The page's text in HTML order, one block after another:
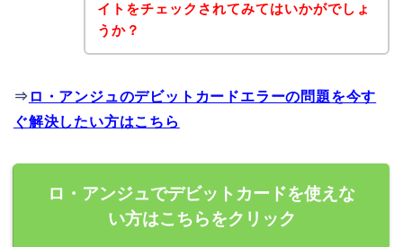
イトをチェックされてみてはいかがでしょ
うか？
⇒ ロ・アンジュのデビットカードエラーの問題を今す
ぐ解決したい方はこちら
ロ・アンジュでデビットカードを使えな
い方はこちらをクリック